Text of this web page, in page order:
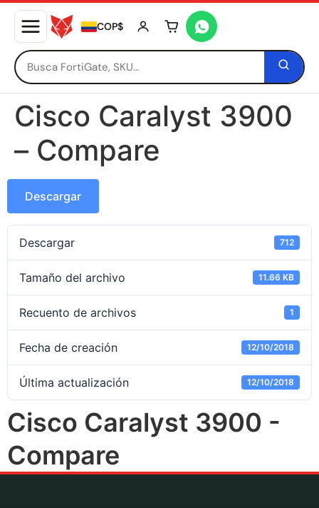
COP$ Tu carrito está vacío
Cisco Caralyst 3900
– Compare
Descargar
Descargar 712
Tamaño del archivo 11.66 KB
Recuento de archivos 1
Fecha de creación 12/10/2018
Última actualización 12/10/2018
Cisco Caralyst 3900 -
Compare